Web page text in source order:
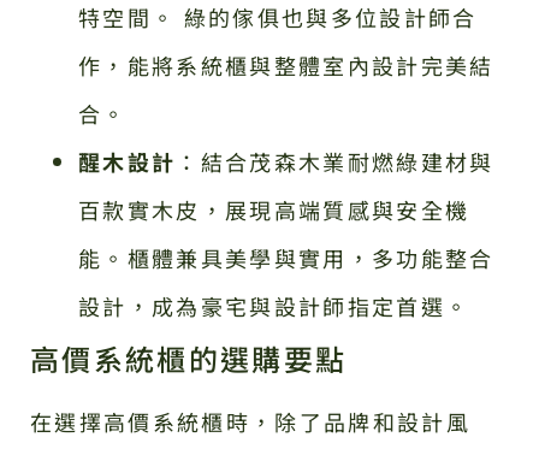
特空間。 綠的傢俱也與多位設計師合
作，能將系統櫃與整體室內設計完美結
合。
醒木設計 ：結合茂森木業耐燃綠建材與
百款實木皮，展現高端質感與安全機
能。櫃體兼具美學與實用，多功能整合
設計，成為豪宅與設計師指定首選。
高價系統櫃的選購要點
在選擇高價系統櫃時，除了品牌和設計風